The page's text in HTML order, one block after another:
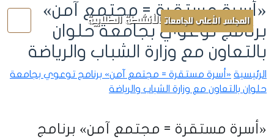
المجلس الأعلى للجامعات الأنشطة الطلابية
«أسرة مستقرة = مجتمع آمن»
برنامج توعوي بجامعة حلوان
بالتعاون مع وزارة الشباب والرياضة
الرئيسية «أسرة مستقرة = مجتمع آمن» برنامج توعوي بجامعة
حلوان بالتعاون مع وزارة الشباب والرياضة
«أسرة مستقرة = مجتمع آمن» برنامج